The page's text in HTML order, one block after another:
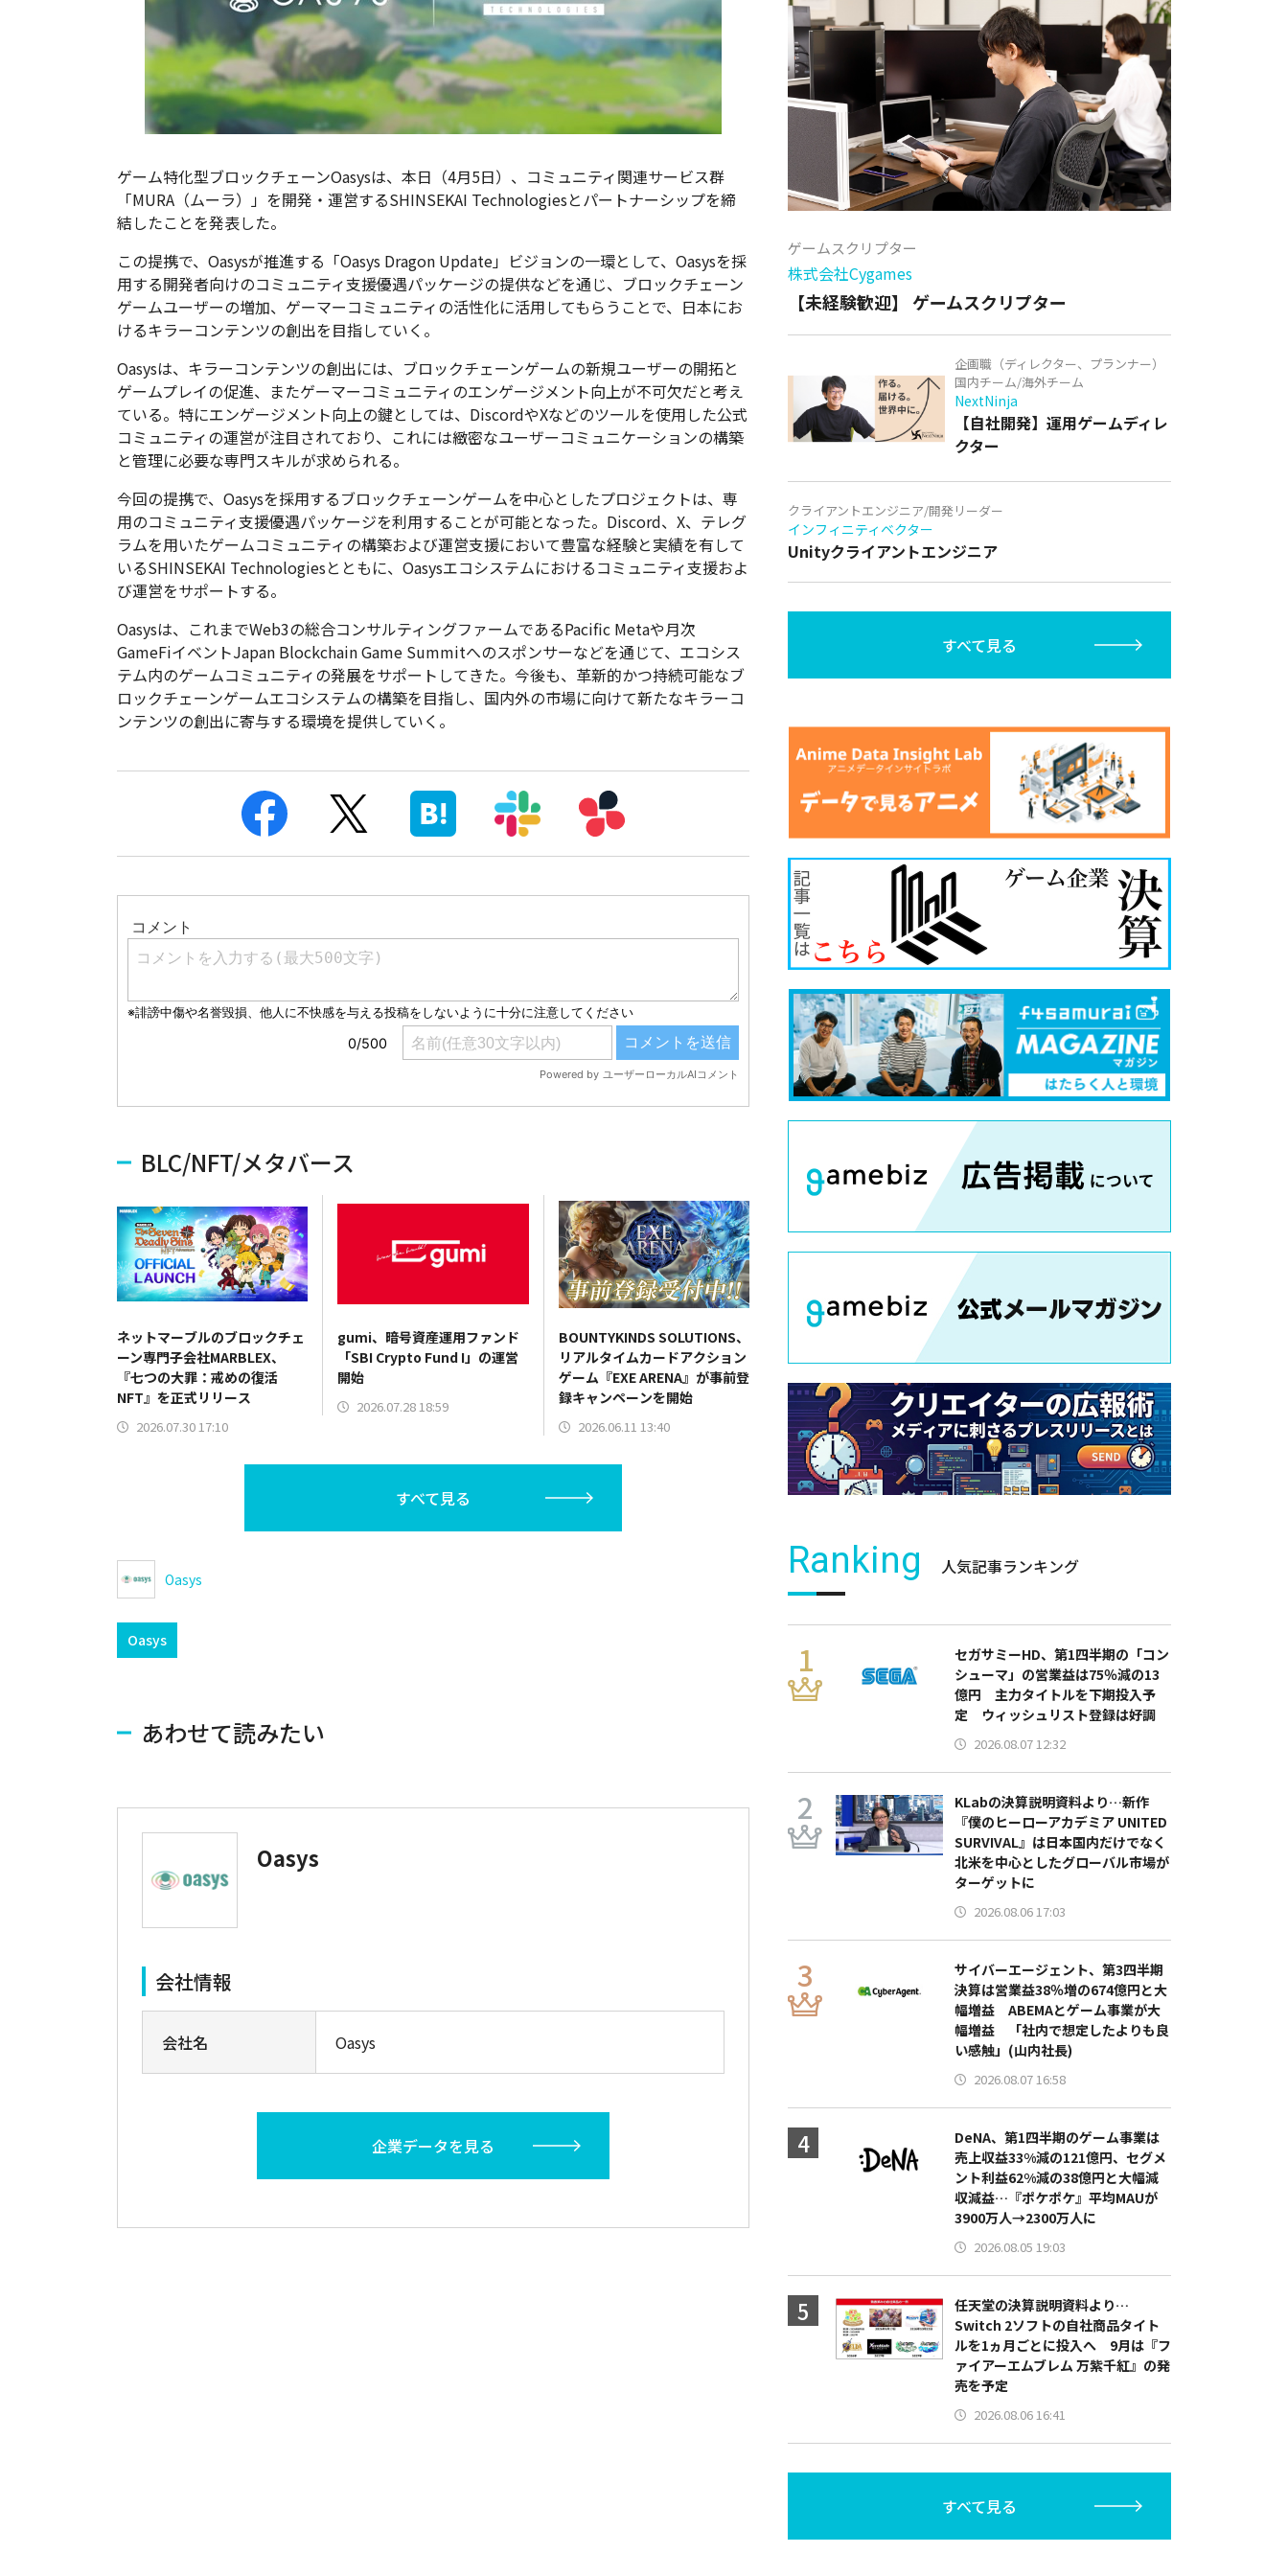
ゲーム特化型ブロックチェーンOasysは、本日（4月5日）、コミュニティ関連サービス群
「MURA（ムーラ）」を開発・運営するSHINSEKAI Technologiesとパートナーシップを締
結したことを発表した。
この提携で、Oasysが推進する「Oasys Dragon Update」ビジョンの一環として、Oasysを採
用する開発者向けのコミュニティ支援優遇パッケージの提供などを通じ、ブロックチェーン
ゲームユーザーの増加、ゲーマーコミュニティの活性化に活用してもらうことで、日本にお
けるキラーコンテンツの創出を目指していく。
Oasysは、キラーコンテンツの創出には、ブロックチェーンゲームの新規ユーザーの開拓と
ゲームプレイの促進、またゲーマーコミュニティのエンゲージメント向上が不可欠だと考え
ている。特にエンゲージメント向上の鍵としては、DiscordやXなどのツールを使用した公式
コミュニティの運営が注目されており、これには緻密なユーザーコミュニケーションの構築
と管理に必要な専門スキルが求められる。
今回の提携で、Oasysを採用するブロックチェーンゲームを中心としたプロジェクトは、専
用のコミュニティ支援優遇パッケージを利用することが可能となった。Discord、X、テレグ
ラムを用いたゲームコミュニティの構築および運営支援において豊富な経験と実績を有して
いるSHINSEKAI Technologiesとともに、Oasysエコシステムにおけるコミュニティ支援およ
び運営をサポートする。
Oasysは、これまでWeb3の総合コンサルティングファームであるPacific Metaや月次
GameFiイベントJapan Blockchain Game Summitへのスポンサーなどを通じて、エコシス
テム内のゲームコミュニティの発展をサポートしてきた。今後も、革新的かつ持続可能なブ
ロックチェーンゲームエコシステムの構築を目指し、国内外の市場に向けて新たなキラーコ
ンテンツの創出に寄与する環境を提供していく。
BLC/NFT/メタバース
ネットマーブルのブロックチェ
ーン専門子会社MARBLEX、
『七つの大罪：戒めの復活
NFT』を正式リリース
2026.07.30 17:10
gumi、暗号資産運用ファンド
「SBI Crypto Fund I」の運営
開始
2026.07.28 18:59
BOUNTYKINDS SOLUTIONS、
リアルタイムカードアクション
ゲーム『EXE ARENA』が事前登
録キャンペーンを開始
2026.06.11 13:40
すべて見る
Oasys
Oasys
あわせて読みたい
Oasys
会社情報
会社名 Oasys
企業データを見る
ゲームスクリプター
株式会社Cygames
【未経験歓迎】 ゲームスクリプター
企画職（ディレクター、プランナー）
国内チーム/海外チーム
NextNinja
【自社開発】運用ゲームディレ
クター
クライアントエンジニア/開発リーダー
インフィニティベクター
Unityクライアントエンジニア
すべて見る
Ranking 人気記事ランキング
セガサミーHD、第1四半期の「コン
シューマ」の営業益は75％減の13
億円 主力タイトルを下期投入予
定 ウィッシュリスト登録は好調
2026.08.07 12:32
KLabの決算説明資料より…新作
『僕のヒーローアカデミア UNITED
SURVIVAL』は日本国内だけでなく
北米を中心としたグローバル市場が
ターゲットに
2026.08.06 17:03
サイバーエージェント、第3四半期
決算は営業益38％増の674億円と大
幅増益 ABEMAとゲーム事業が大
幅増益 「社内で想定したよりも良
い感触」(山内社長)
2026.08.07 16:58
DeNA、第1四半期のゲーム事業は
売上収益33%減の121億円、セグメ
ント利益62%減の38億円と大幅減
収減益…『ポケポケ』平均MAUが
3900万人→2300万人に
2026.08.05 19:03
任天堂の決算説明資料より…
Switch 2ソフトの自社商品タイト
ルを1ヵ月ごとに投入へ 9月は『フ
ァイアーエムブレム 万紫千紅』の発
売を予定
2026.08.06 16:41
すべて見る